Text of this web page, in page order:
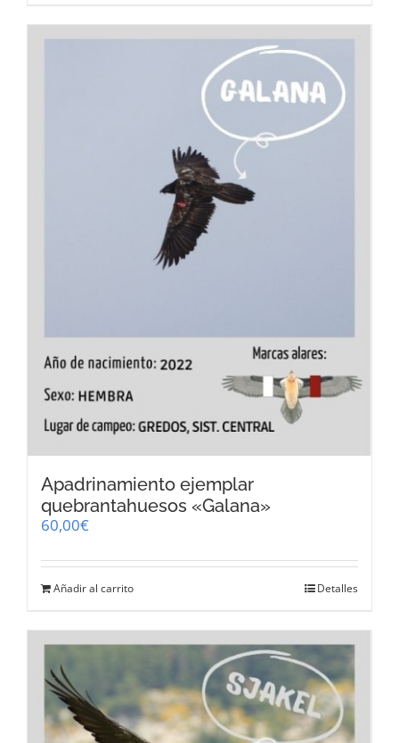
Apadrinamiento ejemplar
quebrantahuesos «Galana»
60,00€
Añadir al carrito Detalles